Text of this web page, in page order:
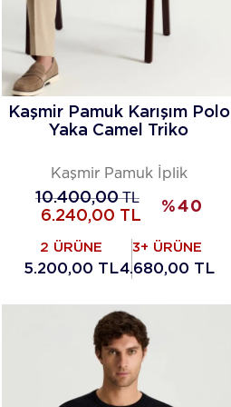
Kaşmir Pamuk Karışım Polo
Yaka Camel Triko
Kaşmir Pamuk İplik
10.400,00TL
6.240,00 TL
%40
2 ÜRÜNE
5.200,00 TL
3+ ÜRÜNE
4.680,00 TL